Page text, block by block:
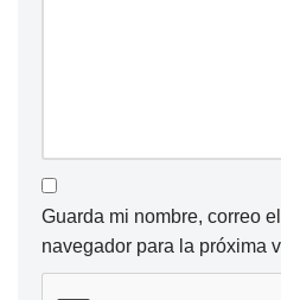
Guarda mi nombre, correo
navegador para la próxima